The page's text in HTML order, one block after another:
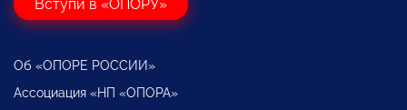
Вступи в «ОПОРУ»
Об «ОПОРЕ РОССИИ»
Ассоциация «НП «ОПОРА»